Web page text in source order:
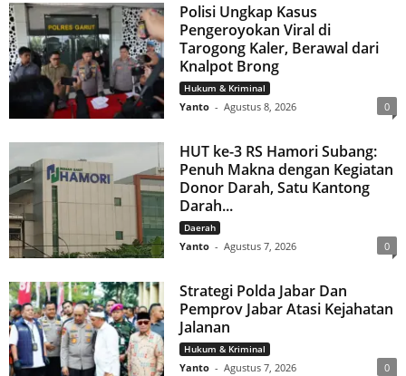
Polisi Ungkap Kasus
Pengeroyokan Viral di
Tarogong Kaler, Berawal dari
Knalpot Brong
Hukum & Kriminal
Yanto - Agustus 8, 2026 0
HUT ke-3 RS Hamori Subang:
Penuh Makna dengan Kegiatan
Donor Darah, Satu Kantong
Darah...
Daerah
Yanto - Agustus 7, 2026 0
Strategi Polda Jabar Dan
Pemprov Jabar Atasi Kejahatan
Jalanan
Hukum & Kriminal
Yanto - Agustus 7, 2026 0